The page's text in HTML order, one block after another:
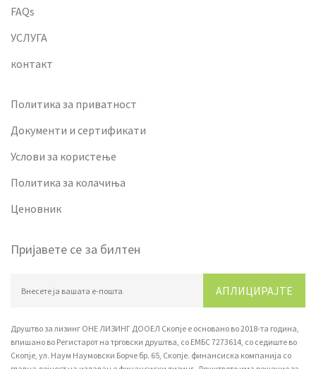
FAQs
УСЛУГА
контакт
Политика за приватност
Документи и сертификати
Услови за користење
Политика за колачиња
Ценовник
Пријавете се за билтен
АПЛИЦИРАЈТЕ
Друштво за лизинг ОНЕ ЛИЗИНГ ДООЕЛ Скопје е основано во 2018-та година,
впишано вo Регистарот на трговски друштва, со ЕМБС 7273614, со седиште во
Скопје, ул. Наум Наумовски Борче бр. 65, Скопје. финансиска компанија со